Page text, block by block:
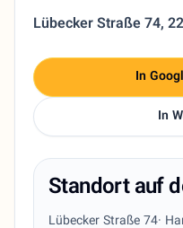
Lübecker Straße 74,
In
In
Standort auf
Lübecker Straße 74·